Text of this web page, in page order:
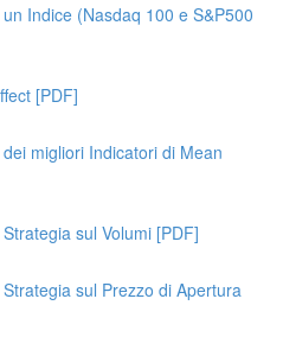
Indice (Nasdaq 100 e S&P500
[PDF]
migliori Indicatori di Mean
sul Volumi [PDF]
sul Prezzo di Apertura